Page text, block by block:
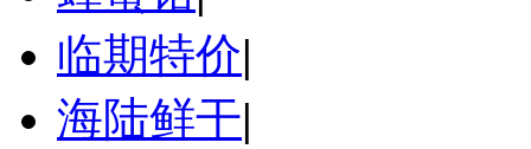
临期特价|
海陆鲜干|